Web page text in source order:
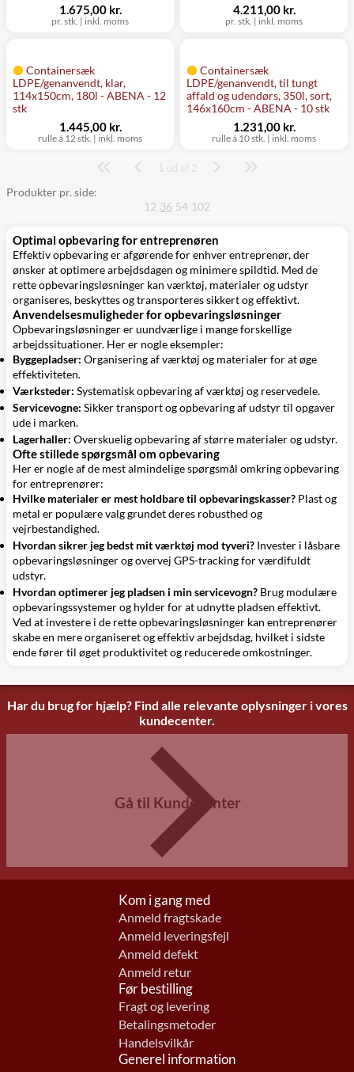
pr. stk. | inkl. moms
1.675,00 kr.
pr. stk. | inkl. moms
4.211,00 kr.
Containersæk
LDPE/genanvendt, klar,
114x150cm, 180l - ABENA - 12
stk
rulle á 12 stk. | inkl. moms
1.445,00 kr.
Containersæk
LDPE/genanvendt, til tungt
affald og udendørs, 350l, sort,
146x160cm - ABENA - 10 stk
rulle á 10 stk. | inkl. moms
1.231,00 kr.
Side
1 ud af 2
Produkter pr. side:
12 36 54 102
Optimal opbevaring for entreprenøren
Effektiv opbevaring er afgørende for enhver entreprenør, der
ønsker at optimere arbejdsdagen og minimere spildtid. Med de
rette opbevaringsløsninger kan værktøj, materialer og udstyr
organiseres, beskyttes og transporteres sikkert og effektivt.
Anvendelsesmuligheder for opbevaringsløsninger
Opbevaringsløsninger er uundværlige i mange forskellige
arbejdssituationer. Her er nogle eksempler:
Byggepladser: Organisering af værktøj og materialer for at øge
effektiviteten.
Værksteder: Systematisk opbevaring af værktøj og reservedele.
Servicevogne: Sikker transport og opbevaring af udstyr til opgaver
ude i marken.
Lagerhaller: Overskuelig opbevaring af større materialer og udstyr.
Ofte stillede spørgsmål om opbevaring
Her er nogle af de mest almindelige spørgsmål omkring opbevaring
for entreprenører:
Hvilke materialer er mest holdbare til opbevaringskasser? Plast og
metal er populære valg grundet deres robusthed og
vejrbestandighed.
Hvordan sikrer jeg bedst mit værktøj mod tyveri? Invester i låsbare
opbevaringsløsninger og overvej GPS-tracking for værdifuldt
udstyr.
Hvordan optimerer jeg pladsen i min servicevogn? Brug modulære
opbevaringssystemer og hylder for at udnytte pladsen effektivt.
Ved at investere i de rette opbevaringsløsninger kan entreprenører
skabe en mere organiseret og effektiv arbejdsdag, hvilket i sidste
ende fører til øget produktivitet og reducerede omkostninger.
Har du brug for hjælp? Find alle relevante oplysninger i vores
kundecenter.
Gå til Kundecenter
Kom i gang med
Anmeld fragtskade
Anmeld leveringsfejl
Anmeld defekt
Anmeld retur
Før bestilling
Fragt og levering
Betalingsmetoder
Handelsvilkår
Generel information